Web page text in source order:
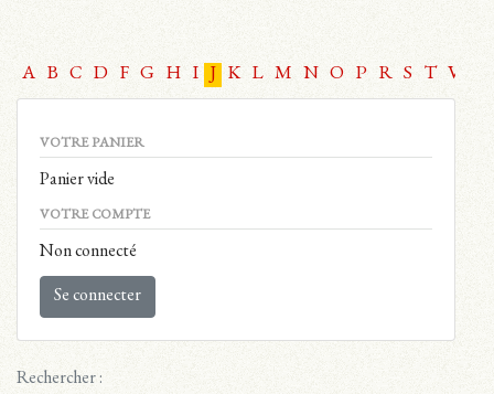
A B C D F G H I J K L M N O P R S T V
VOTRE PANIER
Panier vide
VOTRE COMPTE
Non connecté
Se connecter
Rechercher :